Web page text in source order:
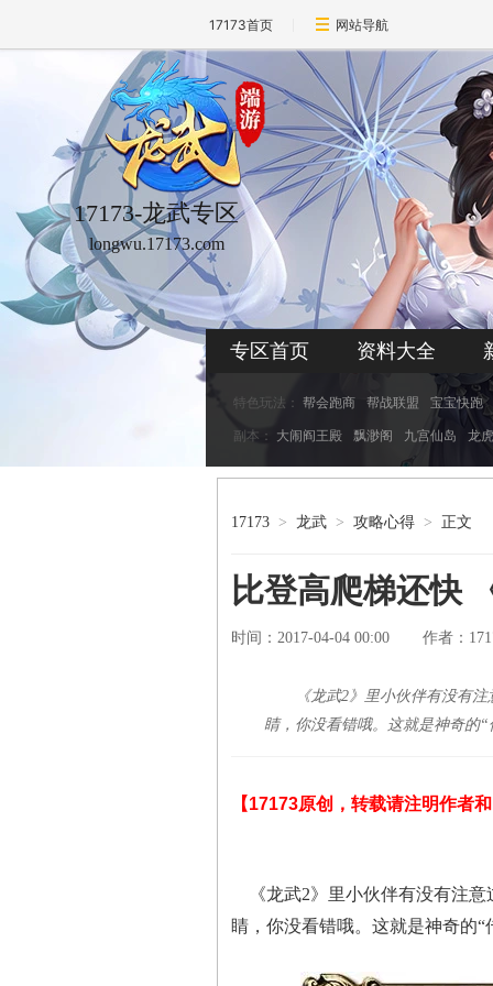
17173首页 网站导航
17173-龙武专区
longwu.17173.com
专区首页 资料大全
特色玩法： 帮会跑商 帮战联盟 宝宝快跑
副本： 大闹阎王殿 飘渺阁 九宫仙岛 龙
17173 > 龙武 > 攻略心得 > 正文
比登高爬梯还快
时间：2017-04-04 00:00 作者：
《龙武2》里小伙伴有没有
睛，你没看错哦。这就是神奇的
【17173原创，转载请注明作者
《龙武2》里小伙伴有没有注意
睛，你没看错哦。这就是神奇的